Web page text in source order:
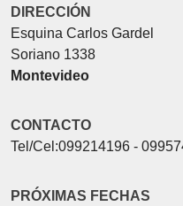
DIRECCIÓN
Esquina Carlos Gardel
Soriano 1338
Montevideo
CONTACTO
Tel/Cel:099214196 -
PRÓXIMAS FECHAS